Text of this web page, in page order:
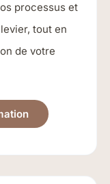
processus et
tout en
de votre